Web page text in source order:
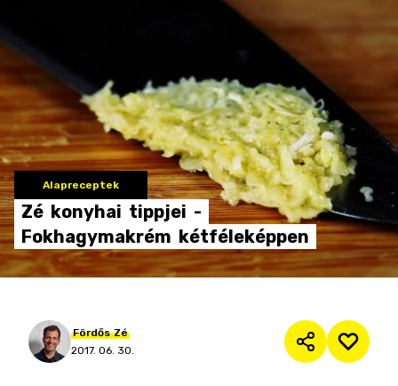
Alapreceptek
Zé konyhai tippjei -
Fokhagymakrém kétféleképpen
Fördős Zé
2017. 06. 30.